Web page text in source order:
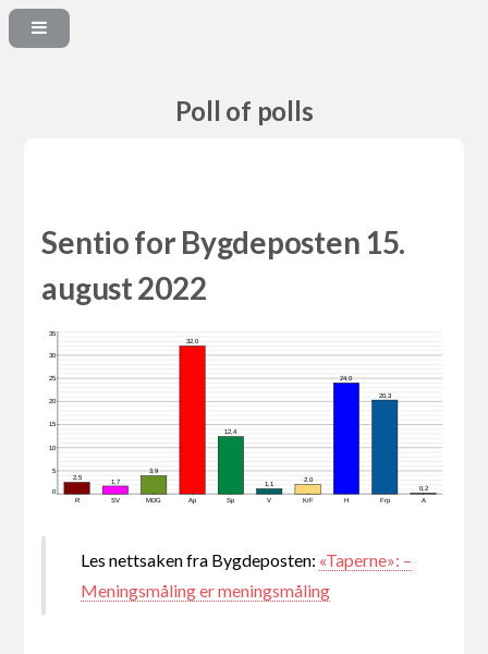
Poll of polls
Sentio for Bygdeposten 15.
august 2022
2,5
1,7
3,9
32,0
12,4
1,1
2,0
24,0
20,3
0,2
R SV MDG Ap Sp V KrF H Frp A
0
5
10
15
20
25
30
35
Les nettsaken fra Bygdeposten: «Taperne»: –
Meningsmåling er meningsmåling